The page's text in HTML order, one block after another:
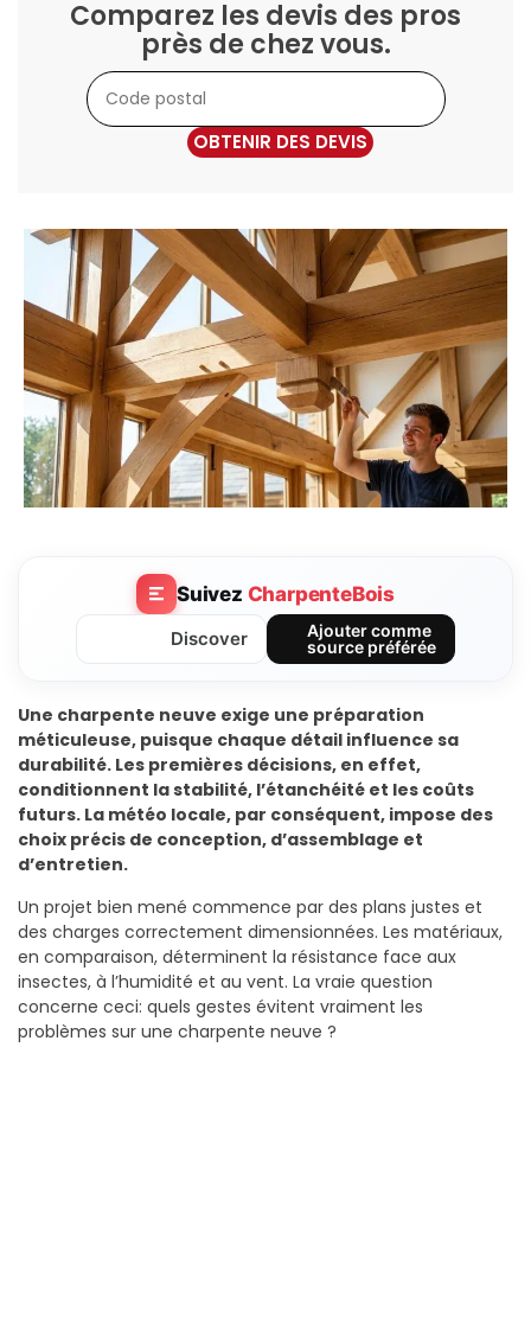
Comparez les devis des pros
près de chez vous.
OBTENIR DES DEVIS
Suivez CharpenteBois
Discover
Ajouter comme
source préférée
Une charpente neuve exige une préparation
méticuleuse, puisque chaque détail influence sa
durabilité. Les premières décisions, en effet,
conditionnent la stabilité, l’étanchéité et les coûts
futurs. La météo locale, par conséquent, impose des
choix précis de conception, d’assemblage et
d’entretien.
Un projet bien mené commence par des plans justes et
des charges correctement dimensionnées. Les matériaux,
en comparaison, déterminent la résistance face aux
insectes, à l’humidité et au vent. La vraie question
concerne ceci: quels gestes évitent vraiment les
problèmes sur une charpente neuve ?